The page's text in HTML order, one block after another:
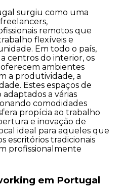
surgiu como uma
remotos que
flexíveis e
Em todo o país,
centros do interior, os
ambientes
a produtividade, a
Estes espaços de
a várias
comodidades
propícia ao trabalho
e inovação de
ideal para aqueles que
escritórios tradicionais
profissionalmente
em Portugal